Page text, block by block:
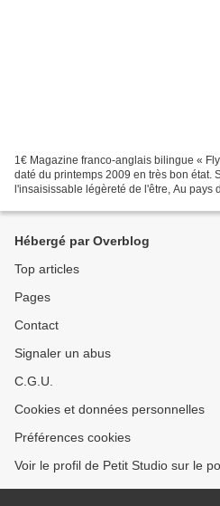
1€ Magazine franco-anglais bilingue «
daté du printemps 2009 en très bon état.
l'insaisissable légèreté de l'être, Au pays
Hébergé par Overblog
Top articles
Pages
Contact
Signaler un abus
C.G.U.
Cookies et données personnelles
Préférences cookies
Voir le profil de Petit Studio sur le